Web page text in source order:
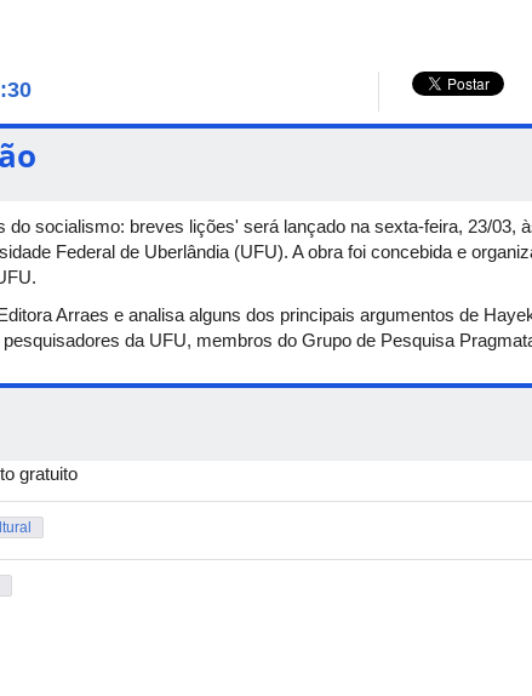
socialismo: breves lições' será lançado na sexta-feira, 23/03,
Federal de Uberlândia (UFU). A obra foi concebida e
Arraes e analisa alguns dos principais argumentos de
da UFU, membros do Grupo de Pesquisa
gratuito